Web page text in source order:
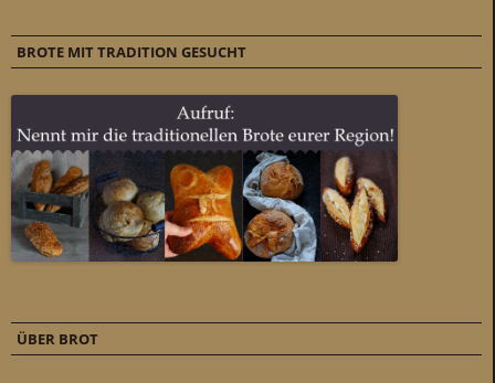
BROTE MIT TRADITION GESUCHT
ÜBER BROT